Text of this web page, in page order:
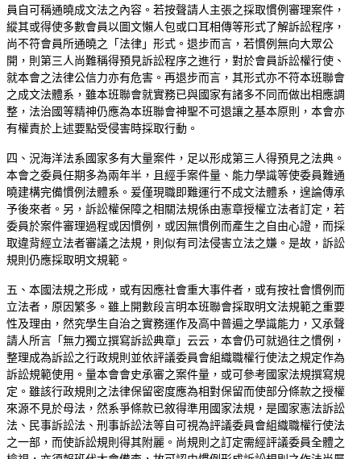
員自可稱通曉成文法之內容。若按聲請人主張之採取慣例審理案件，
縱其或得使多數會員以圖文懶人包或口耳相傳等形式了解訴訟程序，
尚不符會員所通曉之「法律」形式。退步而言，若慣例無向大眾公
開，則第三人尚難稱得預見訴訟程序之進行，對於會員訴訟權行使、
就本會之法律公信力亦有危害。再退步而言，其形式亦不符本班聯會
之成文法體系，雖本班聯會就實務已與國家有諸多不同而做出相應調
整，法治國等精神仍應為本班聯會神聖不可退讓之基本原則，本會亦
有權責於上述要點受侵害時採取行動。
四、況海洋法系國家多有大量案件，足以形成第三人得預見之法典。
本會之委員任期多為兩年半，且經手案件量、能力學識等使委員難通
曉建構完備慣例法體系。爰僅現職即難運行不成文法體系，遑論傳承
予後來者。另，訴訟權保障之相關法規係由憲章授權立法者訂定，若
委員於案件審理過程或因慣例，或因無慣例而產生之自由心證，而採
取違背經立法者審議之法規，則似有司法侵害立法之嫌。是故，訴訟
規則仍應採取明文規範。
五、本國法規之形成，或有因應社會重大事件者，或有按社會慣例而
立法者，原因繁多。雖上開數段言明本班聯會採取明文法規範之重要
性及理由，然究學生自治之實務運作及高中普遍之學識能力，又承聲
請人所言「無力獨立撰寫訴訟典章」云云，本會仍可就過往之慣例，
整理成為訴訟之行政規則並依評議委員會組織職權行使法之規定作為
訴訟規範使用。量本會會史承審之案件量，或可參考國家法規撰寫規
定。雖該行政規則之法律保留密度應為相對保留而使部分條款之授權
來源不見於母法，然系爭條款已敘得準用國家法規，是國家憲法訴訟
法、民事訴訟法、刑事訴訟法等自可視為評議委員會組織職權行使法
之一部，而使訴訟規則得其附麗。尚規則之訂定需經評議委員全體之